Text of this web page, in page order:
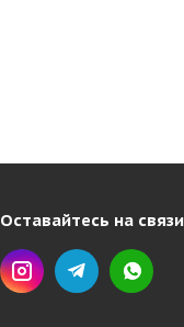
Оставайтесь на связи